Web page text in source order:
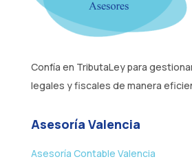
Confía en TributaLey para
legales y fiscales de manera
Asesoría Valencia
Asesoría Contable Valencia